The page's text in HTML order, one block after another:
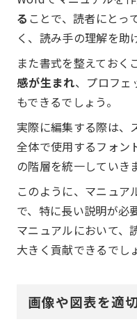
る ことで、読者にとっ
く、読み手の理解を助
また書式を整えておく
感が生まれ、プロフェ
もできるでしょう。
実際に編集する際は、
全体で使用するフォン
の階層を統一していき
このように、マニュア
で、特に長い説明が必
マニュアルにおいて、
大きく貢献できるでし
画像や図表を適